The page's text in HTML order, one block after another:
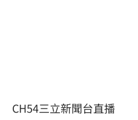
CH54三立新聞台直播